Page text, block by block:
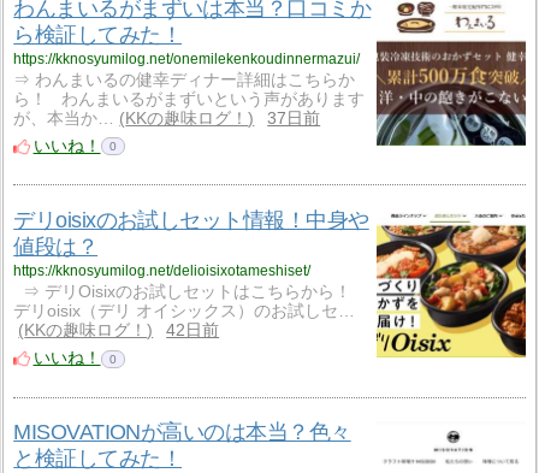
わんまいるがまずいは本当？口コミか
ら検証してみた！
https://kknosyumilog.net/onemilekenkoudinnermazui/
⇒ わんまいるの健幸ディナー詳細はこちらか
ら！ わんまいるがまずいという声があります
が、本当か…
KKの趣味ログ！
37日前
いいね！
0
デリoisixのお試しセット情報！中身や
値段は？
https://kknosyumilog.net/delioisixotameshiset/
⇒ デリOisixのお試しセットはこちらから！
デリoisix（デリ オイシックス）のお試しセ…
KKの趣味ログ！
42日前
いいね！
0
MISOVATIONが高いのは本当？色々
と検証してみた！